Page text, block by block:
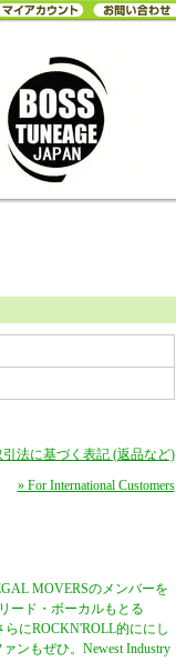
引法に基づく表記 (返品など)
» For International Customers
MOVERSのメンバーを
ード・ボーカルもとる
にROCKN'ROLL的ににし
ンもぜひ。Newest Industry